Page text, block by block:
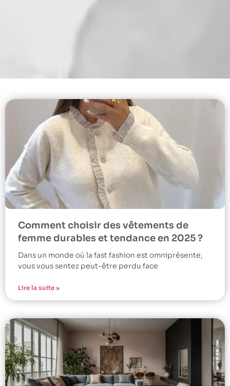
Comment choisir des vêtements de
femme durables et tendance en 2025 ?
Dans un monde où la fast fashion est omniprésente,
vous vous sentez peut-être perdu face
Lire la suite »